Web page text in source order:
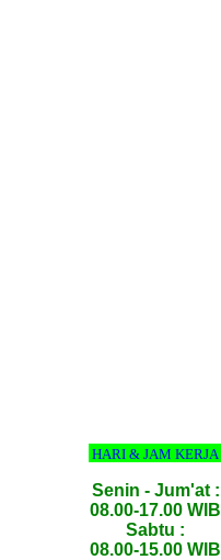
HARI & JAM KERJA
Senin - Jum'at :
08.00-17.00 WIB
Sabtu :
08.00-15.00 WIB